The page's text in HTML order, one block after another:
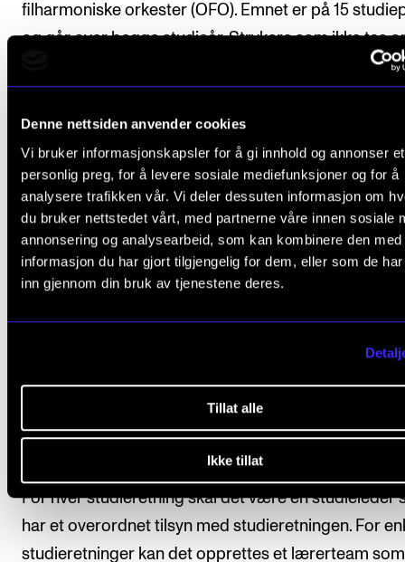
Denne nettsiden anvender cookies
Vi bruker informasjonskapsler for å gi innhold og annonser et
personlig preg, for å levere sosiale mediefunksjoner og for å
analysere trafikken vår. Vi deler dessuten informasjon om
du bruker nettstedet vårt, med partnerne våre innen sosiale
annonsering og analysearbeid, som kan kombinere den med
informasjon du har gjort tilgjengelig for dem, eller som de
inn gjennom din bruk av tjenestene deres.
Tillat alle
Ikke tillat
filharmoniske orkester (OFO). Emnet er på 15
og går over begge studieår. Strykere som ikke tas
DNK/OFO anbefales å velge gruppeledelse i NMHs
studieretning kan pålegges å delta i ett
per år, ved behov.
For studenter med klassisk sang som
det obligatorisk deltagelse i to
første studieår og ett kammerkorprosjekt i andre
tilsvarer 60 studiepoeng. Et studiepoeng tilsvarer
timers arbeid inkludert undervisning og eget arbeid.
For hver studieretning skal det være en studieleder
har et overordnet tilsyn med studieretningen. For
studieretninger kan det opprettes et lærerteam som